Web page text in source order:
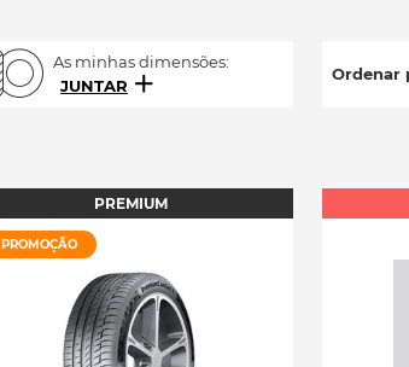
As minhas dimensões:
JUNTAR
Ordenar
PREMIUM
PROMOÇÃO